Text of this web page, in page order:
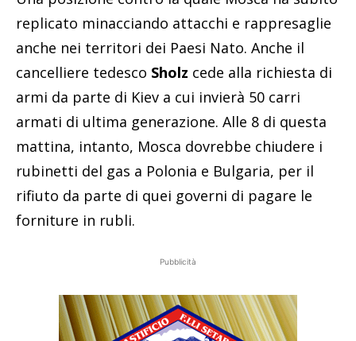
replicato minacciando attacchi e rappresaglie
anche nei territori dei Paesi Nato. Anche il
cancelliere tedesco Sholz cede alla richiesta di
armi da parte di Kiev a cui invierà 50 carri
armati di ultima generazione. Alle 8 di questa
mattina, intanto, Mosca dovrebbe chiudere i
rubinetti del gas a Polonia e Bulgaria, per il
rifiuto da parte di quei governi di pagare le
forniture in rubli.
Pubblicità